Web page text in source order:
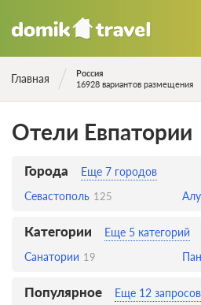
Главная
Россия
16928 вариантов размещения
Отели Евпатории
Города
Еще 7 городов
Севастополь 125
Категории
Еще 5 категорий
Санатории 19
Популярное
Еще 12 запросов